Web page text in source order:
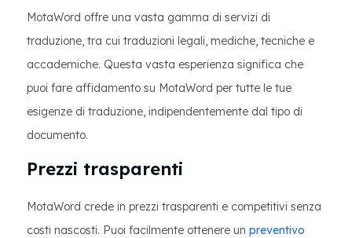
MotaWord offre una vasta gamma di servizi di
traduzione, tra cui traduzioni legali, mediche, tecniche e
accademiche. Questa vasta esperienza significa che
puoi fare affidamento su MotaWord per tutte le tue
esigenze di traduzione, indipendentemente dal tipo di
documento.
Prezzi trasparenti
MotaWord crede in prezzi trasparenti e competitivi senza
costi nascosti. Puoi facilmente ottenere un preventivo